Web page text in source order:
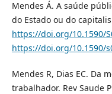
Mendes Á. A saúde
do Estado ou do
https://doi.org/10.1590/
https://doi.org/10.1590/
Mendes R, Dias EC. Da
trabalhador. Rev Saude